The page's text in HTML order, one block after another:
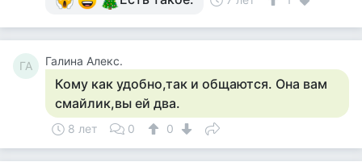
ГА Галина Алекс.
Кому как удобно,так и общаются. Она вам
смайлик,вы ей два.
8 лет 0 0